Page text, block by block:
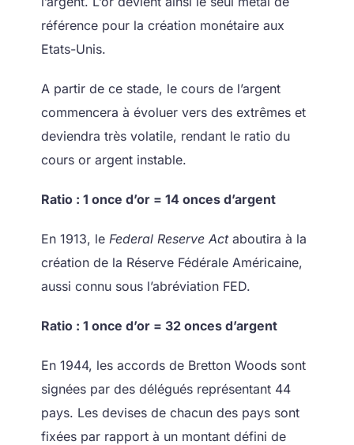
référence pour la création monétaire aux
Etats-Unis.
A partir de ce stade, le cours de l’argent
commencera à évoluer vers des extrêmes et
deviendra très volatile, rendant le ratio du
cours or argent instable.
Ratio : 1 once d’or = 14 onces d’argent
En 1913, le Federal Reserve Actaboutira à la
création de la Réserve Fédérale Américaine,
aussi connu sous l’abréviation FED.
Ratio : 1 once d’or = 32 onces d’argent
En 1944, les accords de Bretton Woods sont
signées par des délégués représentant 44
pays. Les devises de chacun des pays sont
fixées par rapport à un montant défini de